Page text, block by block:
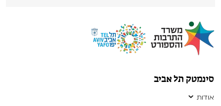
סינמטק תל אביב
אודות